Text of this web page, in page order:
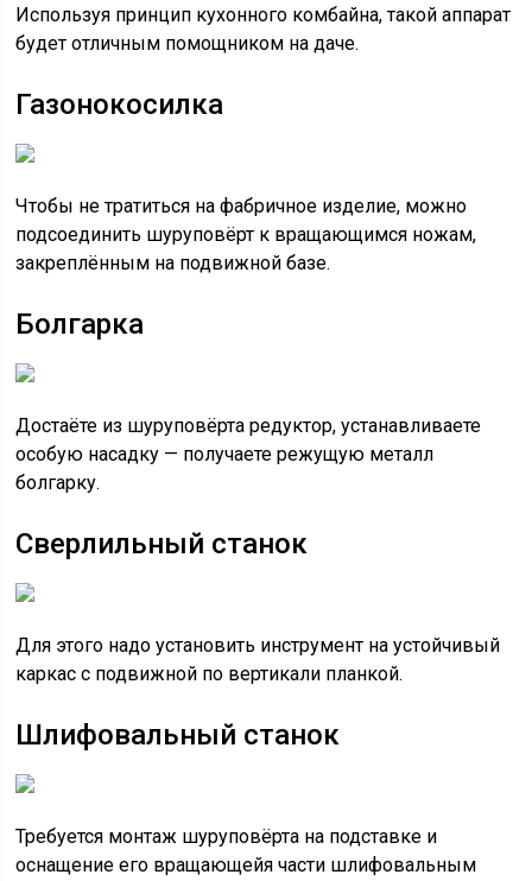
Используя принцип кухонного комбайна, такой аппарат
будет отличным помощником на даче.
Газонокосилка
Чтобы не тратиться на фабричное изделие, можно
подсоединить шуруповёрт к вращающимся ножам,
закреплённым на подвижной базе.
Болгарка
Достаёте из шуруповёрта редуктор, устанавливаете
особую насадку — получаете режущую металл
болгарку.
Сверлильный станок
Для этого надо установить инструмент на устойчивый
каркас с подвижной по вертикали планкой.
Шлифовальный станок
Требуется монтаж шуруповёрта на подставке и
оснащение его вращающейя части шлифовальным